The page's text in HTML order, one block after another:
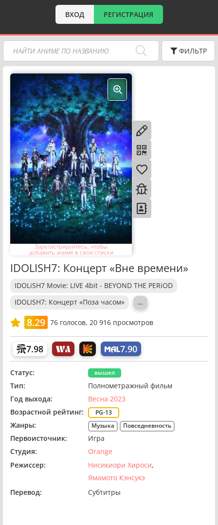
ВХОД РЕГИСТРАЦИЯ
ФИЛЬТР
Зарегистрируйтесь, чтобы
добавить аниме в свои списки
IDOLISH7: Концерт «Вне времени»
IDOLiSH7 Movie: LIVE 4bit - BEYOND THE PERiOD
IDOLISH7: Концерт «Поза часом»
…
8.29 76голосов, 20 916 просмотров
7.98 7.90
Статус: вышел
Тип:
Полнометражный фильм
Год выхода:
Весна 2023
Возрастной рейтинг:
PG-13
Жанры: Музыка Повседневность
Первоисточник:
Игра
Студия:
Orange
Режиссер:
Нисикиори Хироси
Ямамото Кэнсукэ
Перевод:
Субтитры